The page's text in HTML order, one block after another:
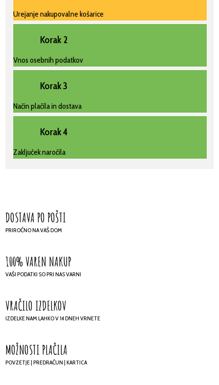
Urejanje nakupovalne košarice
Korak 2
Vnos osebnih podatkov
Korak 3
Način plačila in dostava
Korak 4
Zaključek naročila
DOSTAVA PO POŠTI
PRIROČNO NA VAŠ DOM
100% VAREN NAKUP
VAŠI PODATKI SO PRI NAS VARNI
VRAČILO IZDELKOV
IZDELKE NAM LAHKO V 14 DNEH VRNETE
MOŽNOSTI PLAČILA
POVZETJE | PREDRAČUN | KARTICA